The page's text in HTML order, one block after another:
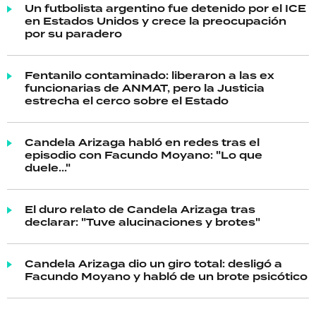
Un futbolista argentino fue detenido por el ICE
en Estados Unidos y crece la preocupación
por su paradero
Fentanilo contaminado: liberaron a las ex
funcionarias de ANMAT, pero la Justicia
estrecha el cerco sobre el Estado
Candela Arizaga habló en redes tras el
episodio con Facundo Moyano: "Lo que
duele..."
El duro relato de Candela Arizaga tras
declarar: "Tuve alucinaciones y brotes"
Candela Arizaga dio un giro total: desligó a
Facundo Moyano y habló de un brote psicótico